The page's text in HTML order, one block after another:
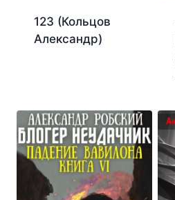
123 (Кольцов
Александр)